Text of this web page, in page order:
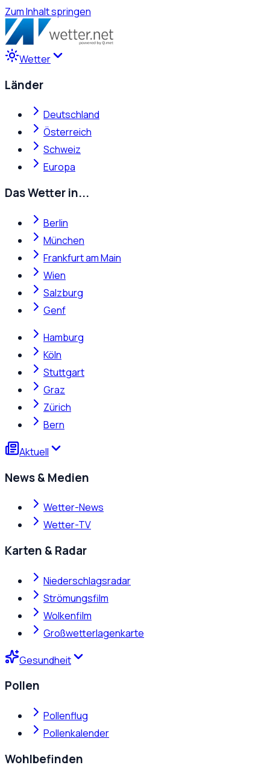
Zum Inhalt springen
Wetter
Länder
Deutschland
Österreich
Schweiz
Europa
Das Wetter in...
Berlin
München
Frankfurt am Main
Wien
Salzburg
Genf
Hamburg
Köln
Stuttgart
Graz
Zürich
Bern
Aktuell
News & Medien
Wetter-News
Wetter-TV
Karten & Radar
Niederschlagsradar
Strömungsfilm
Wolkenfilm
Großwetterlagenkarte
Gesundheit
Pollen
Pollenflug
Pollenkalender
Wohlbefinden